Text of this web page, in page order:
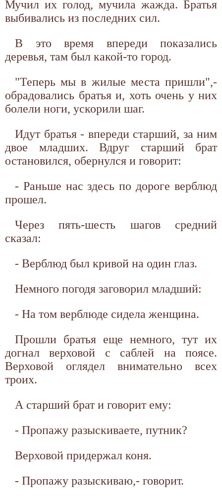
Мучил их голод, мучила жажда. Братья
выбивались из последних сил.
В это время впереди показались
деревья, там был какой-то город.
"Теперь мы в жилые места пришли",-
обрадовались братья и, хоть очень у них
болели ноги, ускорили шаг.
Идут братья - впереди старший, за ним
двое младших. Вдруг старший брат
остановился, обернулся и говорит:
- Раньше нас здесь по дороге верблюд
прошел.
Через пять-шесть шагов средний
сказал:
- Верблюд был кривой на один глаз.
Немного погодя заговорил младший:
- На том верблюде сидела женщина.
Прошли братья еще немного, тут их
догнал верховой с саблей на поясе.
Верховой оглядел внимательно всех
троих.
А старший брат и говорит ему:
- Пропажу разыскиваете, путник?
Верховой придержал коня.
- Пропажу разыскиваю,- говорит.